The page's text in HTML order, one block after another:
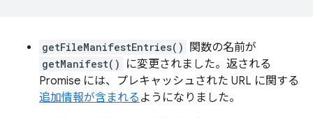
getFileManifestEntries() 関数の名前が
getManifest()
に変更されました。返される
Promise には、プレキャッシュされた URL に関する
追加情報が含まれる ようになりました。